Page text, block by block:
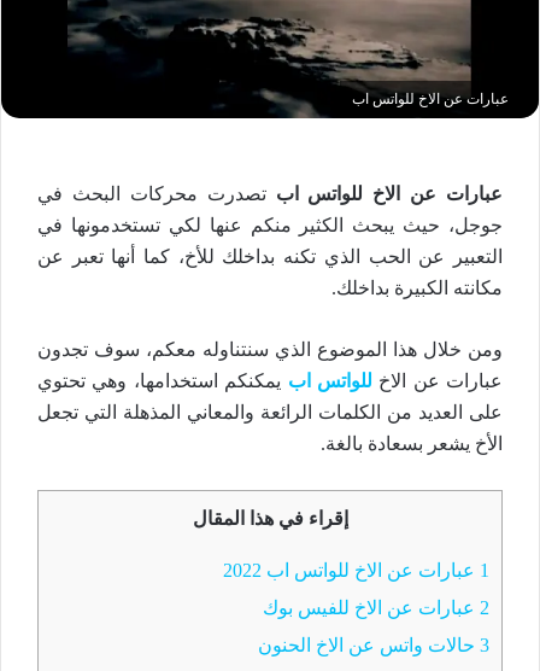
عبارات عن الاخ للواتس اب
عبارات عن الاخ للواتس اب تصدرت محركات البحث في
جوجل، حيث يبحث الكثير منكم عنها لكي تستخدمونها في
التعبير عن الحب الذي تكنه بداخلك للأخ، كما أنها تعبر عن
مكانته الكبيرة بداخلك.
ومن خلال هذا الموضوع الذي سنتناوله معكم، سوف تجدون
عبارات عن الاخ للواتس اب يمكنكم استخدامها، وهي تحتوي
على العديد من الكلمات الرائعة والمعاني المذهلة التي تجعل
الأخ يشعر بسعادة بالغة.
إقراء في هذا المقال
1 عبارات عن الاخ للواتس اب 2022
2 عبارات عن الاخ للفيس بوك
3 حالات واتس عن الاخ الحنون